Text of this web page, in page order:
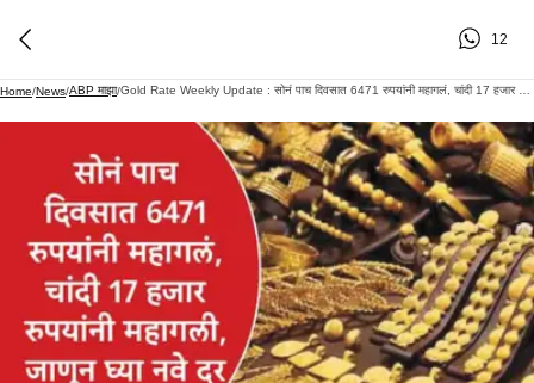
12
Home/News/ABP माझा/